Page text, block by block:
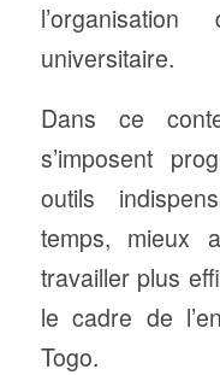
universitaire.
Dans ce
s’imposent
outils
temps, mieux
travailler plus
le cadre de
Togo.